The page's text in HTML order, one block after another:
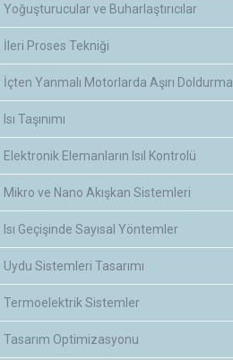
Yoğuşturucular ve Buharlaştırıcılar
İleri Proses Tekniği
İçten Yanmalı Motorlarda Aşırı Doldurma
Isı Taşınımı
Elektronik Elemanların Isıl Kontrolü
Mikro ve Nano Akışkan Sistemleri
Isı Geçişinde Sayısal Yöntemler
Uydu Sistemleri Tasarımı
Termoelektrik Sistemler
Tasarım Optimizasyonu